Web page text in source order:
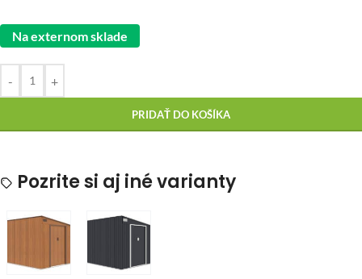
Na externom sklade
- +
PRIDAŤ DO KOŠÍKA
Pozrite si aj iné varianty